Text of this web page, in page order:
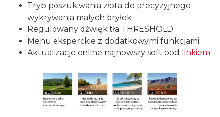
Tryb poszukiwania złota do precyzyjnego
wykrywania małych bryłek
Regulowany dźwięk tła THRESHOLD
Menu eksperckie z dodatkowymi funkcjami
Aktualizacje online najnowszy soft pod
linkiem.